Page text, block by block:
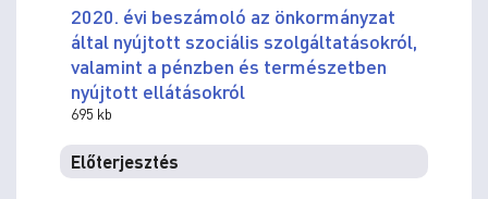
2020. évi beszámoló az önkormányzat
által nyújtott szociális szolgáltatásokról,
valamint a pénzben és természetben
nyújtott ellátásokról
695 kb
Előterjesztés